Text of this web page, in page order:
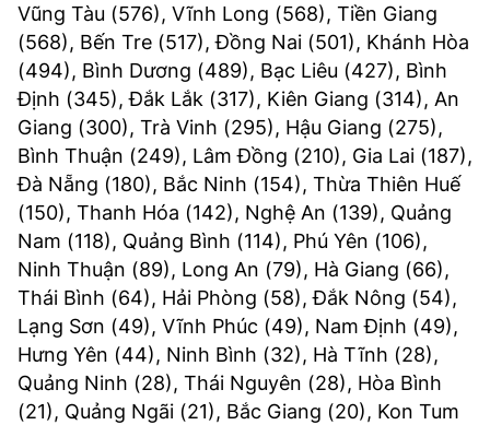
Vũng Tàu (576), Vĩnh Long (568), Tiền Giang
(568), Bến Tre (517), Đồng Nai (501), Khánh Hòa
(494), Bình Dương (489), Bạc Liêu (427), Bình
Định (345), Đắk Lắk (317), Kiên Giang (314), An
Giang (300), Trà Vinh (295), Hậu Giang (275),
Bình Thuận (249), Lâm Đồng (210), Gia Lai (187),
Đà Nẵng (180), Bắc Ninh (154), Thừa Thiên Huế
(150), Thanh Hóa (142), Nghệ An (139), Quảng
Nam (118), Quảng Bình (114), Phú Yên (106),
Ninh Thuận (89), Long An (79), Hà Giang (66),
Thái Bình (64), Hải Phòng (58), Đắk Nông (54),
Lạng Sơn (49), Vĩnh Phúc (49), Nam Định (49),
Hưng Yên (44), Ninh Bình (32), Hà Tĩnh (28),
Quảng Ninh (28), Thái Nguyên (28), Hòa Bình
(21), Quảng Ngãi (21), Bắc Giang (20), Kon Tum